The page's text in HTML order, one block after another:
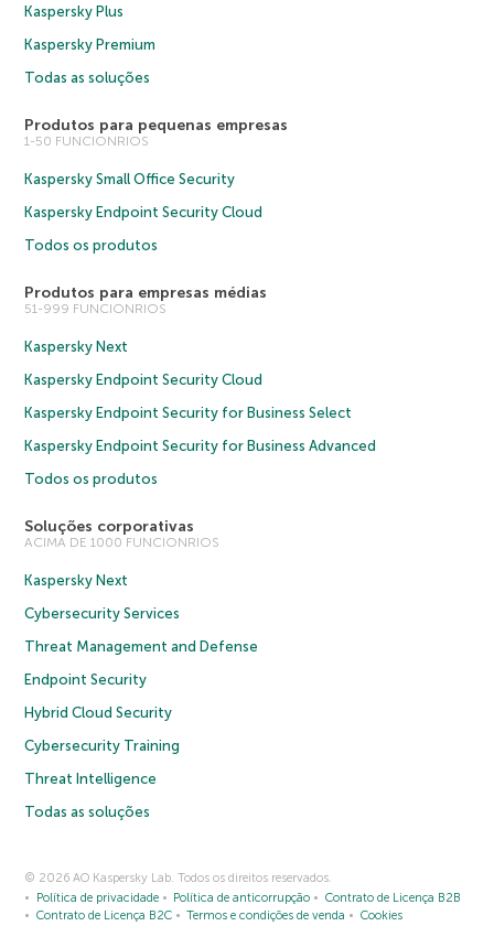
Kaspersky Plus
Kaspersky Premium
Todas as soluções
Produtos para pequenas empresas
1-50 FUNCIONRIOS
Kaspersky Small Office Security
Kaspersky Endpoint Security Cloud
Todos os produtos
Produtos para empresas médias
51-999 FUNCIONRIOS
Kaspersky Next
Kaspersky Endpoint Security Cloud
Kaspersky Endpoint Security for Business Select
Kaspersky Endpoint Security for Business Advanced
Todos os produtos
Soluções corporativas
ACIMA DE 1000 FUNCIONRIOS
Kaspersky Next
Cybersecurity Services
Threat Management and Defense
Endpoint Security
Hybrid Cloud Security
Cybersecurity Training
Threat Intelligence
Todas as soluções
© 2026 AO Kaspersky Lab. Todos os direitos reservados.
Política de privacidade
Política de anticorrupção
Contrato de Licença B2B
Contrato de Licença B2C
Termos e condições de venda Cookies